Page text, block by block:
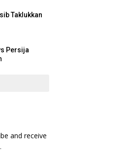
Taklukkan
Persija
and receive